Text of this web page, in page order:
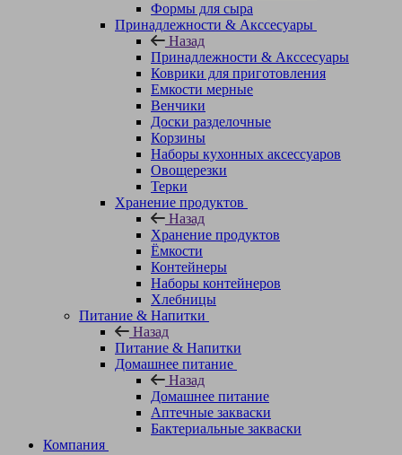
Формы для сыра
Принадлежности & Акссесуары
Назад
Принадлежности & Акссесуары
Коврики для приготовления
Емкости мерные
Венчики
Доски разделочные
Корзины
Наборы кухонных аксессуаров
Овощерезки
Терки
Хранение продуктов
Назад
Хранение продуктов
Ёмкости
Контейнеры
Наборы контейнеров
Хлебницы
Питание & Напитки
Назад
Питание & Напитки
Домашнее питание
Назад
Домашнее питание
Аптечные закваски
Бактериальные закваски
Компания